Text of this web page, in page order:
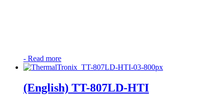
- Read more
(English) TT-807LD-HTI